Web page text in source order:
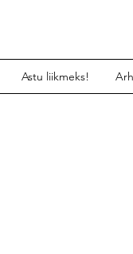
Astu liikmeks!